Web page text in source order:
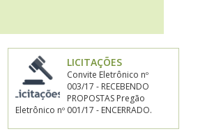
LICITAÇÕES
Convite Eletrônico nº
003/17 - RECEBENDO
PROPOSTAS Pregão
Eletrônico nº 001/17 - ENCERRADO.